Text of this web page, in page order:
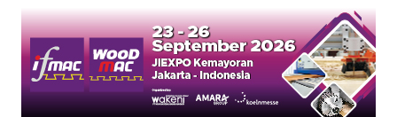
Pembangunan Nasional